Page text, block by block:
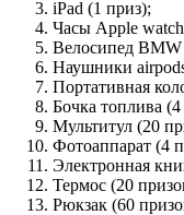
iPad (1 приз);
Часы Apple
Велосипед BMW
Наушники
Портативная
Бочка топлива (4
Мультитул (20
Фотоаппарат (4
Электронная
Термос (20
Рюкзак (60